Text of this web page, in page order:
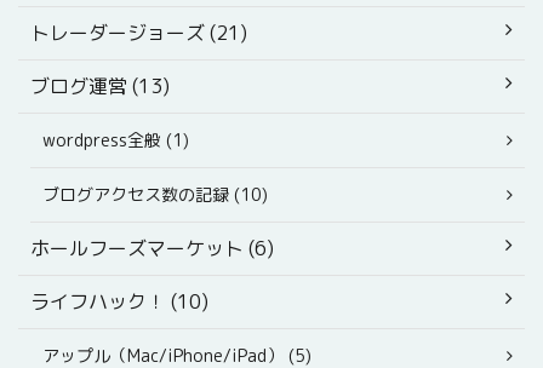
トレーダージョーズ (21)
ブログ運営 (13)
wordpress全般 (1)
ブログアクセス数の記録 (10)
ホールフーズマーケット (6)
ライフハック！ (10)
アップル（Mac/iPhone/iPad） (5)